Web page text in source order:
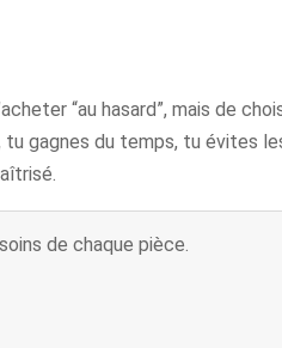
“au hasard”, mais de
gagnes du temps, tu évites
de chaque pièce.